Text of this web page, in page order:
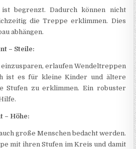
begrenzt. Dadurch können nicht
die Treppe erklimmen. Dies
abhängen.
– Steile:
erlaufen Wendeltreppen
ist es für kleine Kinder und ältere
Stufen zu erklimmen. Ein robuster
– Höhe:
große Menschen bedacht werden.
mit ihren Stufen im Kreis und damit